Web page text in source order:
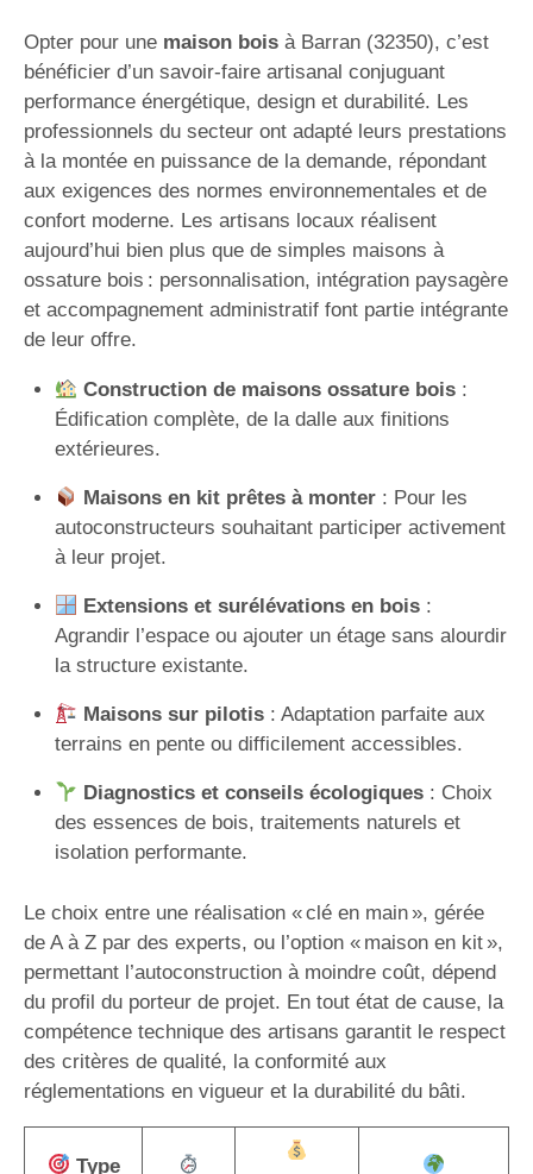
Opter pour une maison bois à Barran (32350), c’est
bénéficier d’un savoir-faire artisanal conjuguant
performance énergétique, design et durabilité. Les
professionnels du secteur ont adapté leurs prestations
à la montée en puissance de la demande, répondant
aux exigences des normes environnementales et de
confort moderne. Les artisans locaux réalisent
aujourd’hui bien plus que de simples maisons à
ossature bois : personnalisation, intégration paysagère
et accompagnement administratif font partie intégrante
de leur offre.
Construction de maisons ossature bois:
Édification complète, de la dalle aux finitions
extérieures.
Maisons en kit prêtes à monter: Pour les
autoconstructeurs souhaitant participer activement
à leur projet.
Extensions et surélévations en bois:
Agrandir l’espace ou ajouter un étage sans alourdir
la structure existante.
Maisons sur pilotis: Adaptation parfaite aux
terrains en pente ou difficilement accessibles.
Diagnostics et conseils écologiques: Choix
des essences de bois, traitements naturels et
isolation performante.
Le choix entre une réalisation « clé en main », gérée
de A à Z par des experts, ou l’option « maison en kit »,
permettant l’autoconstruction à moindre coût, dépend
du profil du porteur de projet. En tout état de cause, la
compétence technique des artisans garantit le respect
des critères de qualité, la conformité aux
réglementations en vigueur et la durabilité du bâti.
Type